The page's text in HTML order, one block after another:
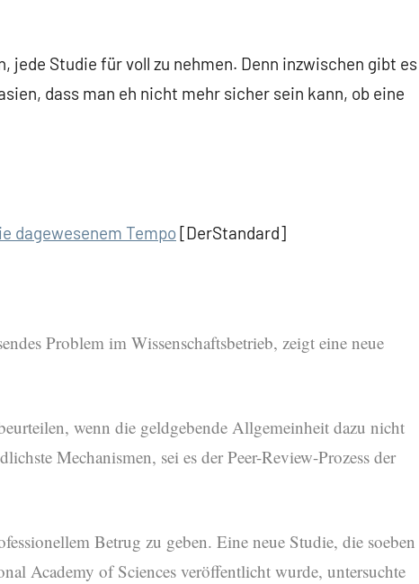
jede Studie für voll zu nehmen. Denn inzwischen gibt es
dass man eh nicht mehr sicher sein kann, ob eine
dagewesenem Tempo [DerStandard]
Problem im Wissenschaftsbetrieb, zeigt eine neue
wenn die geldgebende Allgemeinheit dazu nicht
Mechanismen, sei es der Peer-Review-Prozess der
Betrug zu geben. Eine neue Studie, die soeben
Academy of Sciences veröffentlicht wurde, untersuchte